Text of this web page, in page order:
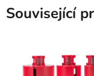
Související